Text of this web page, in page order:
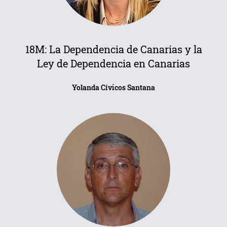
18M: La Dependencia de Canarias y la
Ley de Dependencia en Canarias
Yolanda Cívicos Santana